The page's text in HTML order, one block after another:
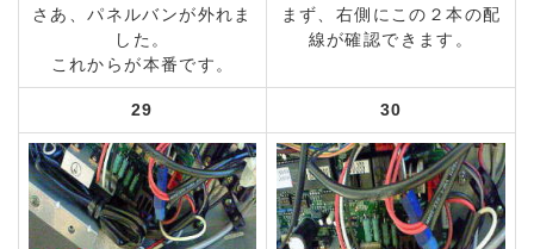
さあ、パネルバンが外れま
した。
これからが本番です。
まず、右側にこの２本の配
線が確認できます。
29 30